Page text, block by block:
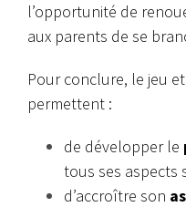
l’opportunité de
aux parents de se
Pour conclure, le jeu
permettent :
de développer le
tous ses aspects
d’accroître son